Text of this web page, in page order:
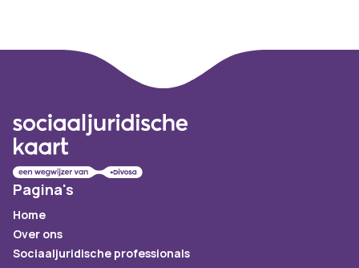
Pagina's
Home
Over ons
Sociaaljuridische professionals